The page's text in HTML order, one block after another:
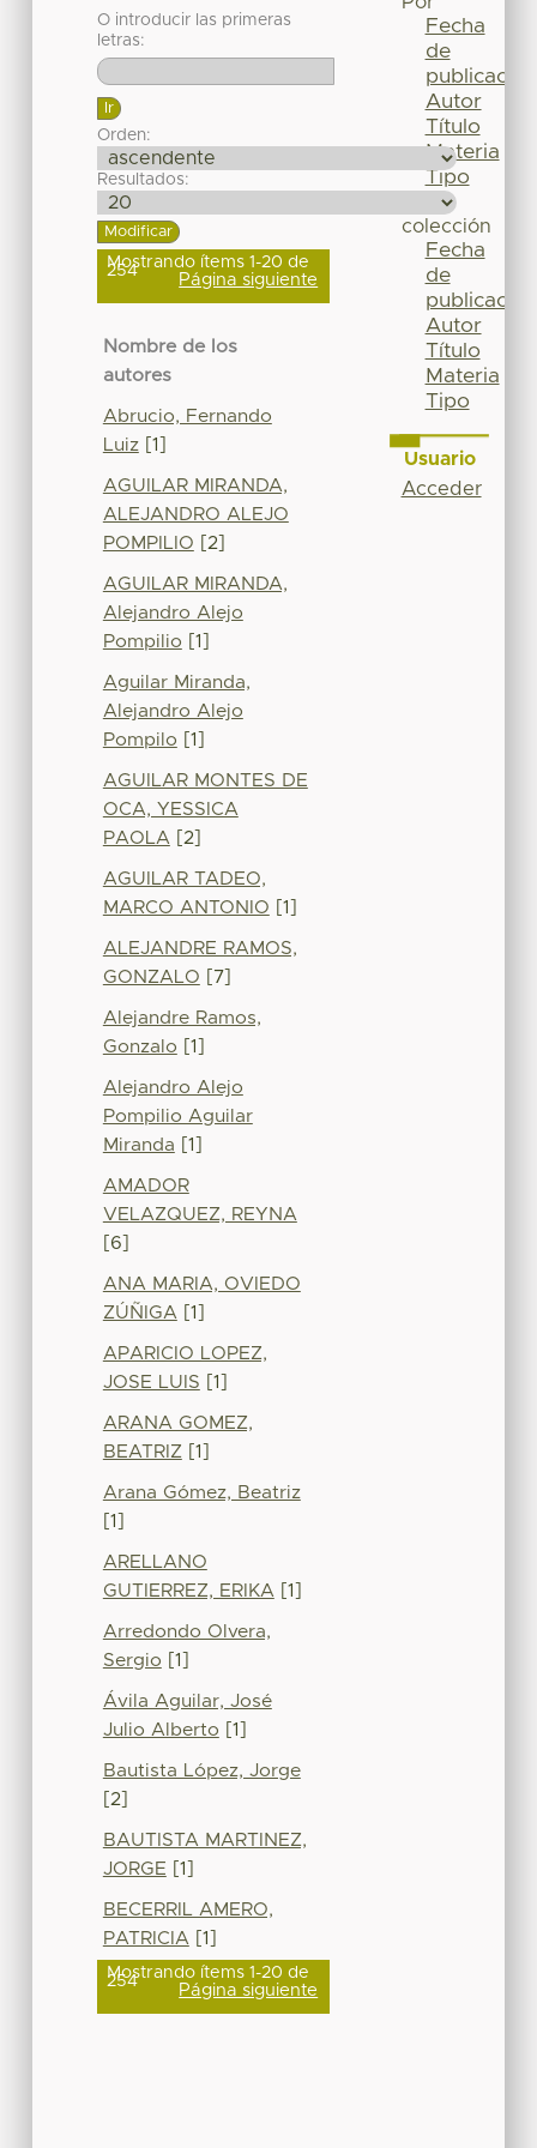
O introducir las primeras
letras:
Orden:
Resultados:
Mostrando ítems 1-20 de
254 Página siguiente
Nombre de los
autores
Abrucio, Fernando
Luiz[1]
AGUILAR MIRANDA,
ALEJANDRO ALEJO
POMPILIO [2]
AGUILAR MIRANDA,
Alejandro Alejo
Pompilio [1]
Aguilar Miranda,
Alejandro Alejo
Pompilo [1]
AGUILAR MONTES DE
OCA, YESSICA
PAOLA [2]
AGUILAR TADEO,
MARCO ANTONIO [1]
ALEJANDRE RAMOS,
GONZALO [7]
Alejandre Ramos,
Gonzalo [1]
Alejandro Alejo
Pompilio Aguilar
Miranda [1]
AMADOR
VELAZQUEZ, REYNA
[6]
ANA MARIA, OVIEDO
ZÚÑIGA [1]
APARICIO LOPEZ,
JOSE LUIS [1]
ARANA GOMEZ,
BEATRIZ [1]
Arana Gómez, Beatriz
[1]
ARELLANO
GUTIERREZ, ERIKA [1]
Arredondo Olvera,
Sergio [1]
Ávila Aguilar, José
Julio Alberto [1]
Bautista López, Jorge
[2]
BAUTISTA MARTINEZ,
JORGE [1]
BECERRIL AMERO,
PATRICIA [1]
Mostrando ítems 1-20 de
254 Página siguiente
Fecha
de
publicación
Autor
Título
Materia
Tipo
colección
Fecha
de
publicación
Autor
Título
Materia
Tipo
Usuario
Acceder